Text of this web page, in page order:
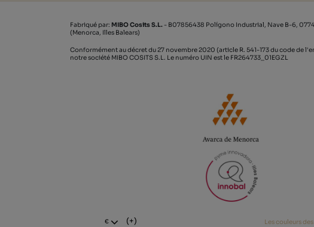
Fabriqué par: MIBO Cosits S.L. - B07856438 Polígono Industrial, Nave B-6,
(Menorca, Illes Balears)
Conformément au décret du 27 novembre 2020 (article R. 541-173 du code de
notre société MIBO COSITS S.L. Le numéro UIN est le FR264733_01EGZL
€ (+) Les couleurs